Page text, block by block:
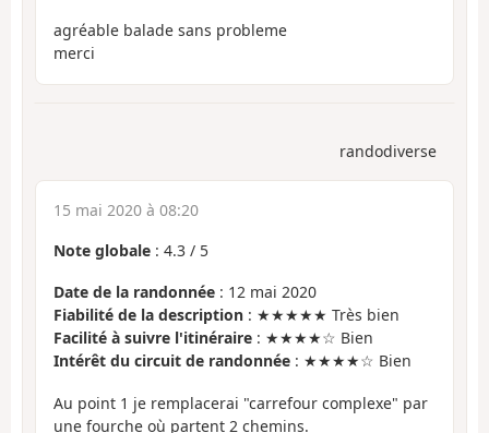
agréable balade sans probleme
merci
randodiverse
15 mai 2020 à 08:20
Note globale : 4.3 / 5
Date de la randonnée : 12 mai 2020
Fiabilité de la description : ★★★★★ Très bien
Facilité à suivre l'itinéraire : ★★★★☆ Bien
Intérêt du circuit de randonnée : ★★★★☆ Bien
Au point 1 je remplacerai "carrefour complexe" par
une fourche où partent 2 chemins.